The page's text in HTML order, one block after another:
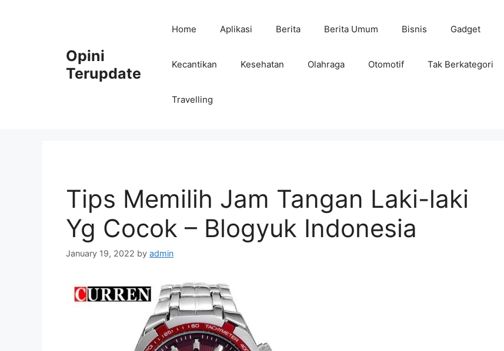
Opini
Terupdate
Home Aplikasi Berita Berita Umum Bisnis Gadget
Kecantikan Kesehatan Olahraga Otomotif Tak Berkategori
Travelling
Tips Memilih Jam Tangan Laki-laki
Yg Cocok – Blogyuk Indonesia
January 19, 2022 by admin